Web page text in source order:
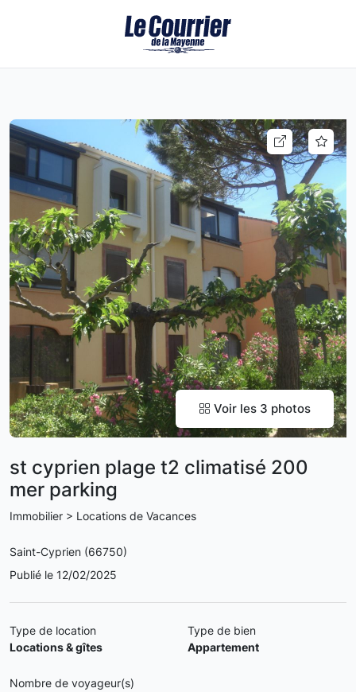
Voir les 3 photos
st cyprien plage t2 climatisé 200
mer parking
Immobilier > Locations de Vacances
Saint-Cyprien (66750)
Publié le 12/02/2025
Type de location
Locations & gîtes
Type de bien
Appartement
Nombre de voyageur(s)